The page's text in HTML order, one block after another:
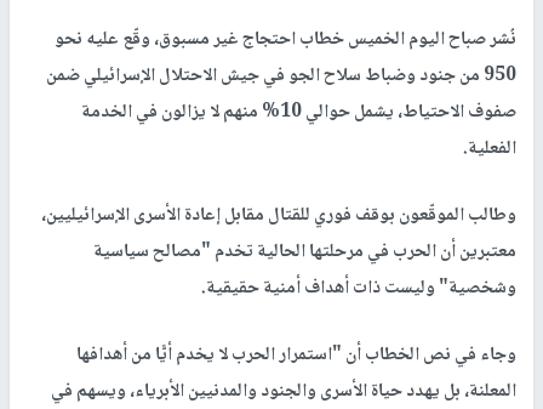
نُشر صباح اليوم الخميس خطاب احتجاج غير مسبوق، وقّع عليه نحو
950 من جنود وضباط سلاح الجو في جيش الاحتلال الإسرائيلي ضمن
صفوف الاحتياط، يشمل حوالي 10% منهم لا يزالون في الخدمة
الفعلية.
وطالب الموقّعون بوقف فوري للقتال مقابل إعادة الأسرى الإسرائيليين،
معتبرين أن الحرب في مرحلتها الحالية تخدم "مصالح سياسية
وشخصية" وليست ذات أهداف أمنية حقيقية.
وجاء في نص الخطاب أن "استمرار الحرب لا يخدم أيًّا من أهدافها
المعلنة، بل يهدد حياة الأسرى والجنود والمدنيين الأبرياء، ويسهم في